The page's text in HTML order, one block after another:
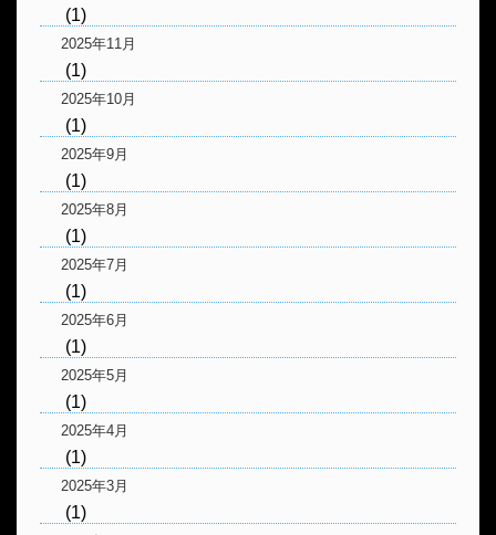
(1)
2025年11月
(1)
2025年10月
(1)
2025年9月
(1)
2025年8月
(1)
2025年7月
(1)
2025年6月
(1)
2025年5月
(1)
2025年4月
(1)
2025年3月
(1)